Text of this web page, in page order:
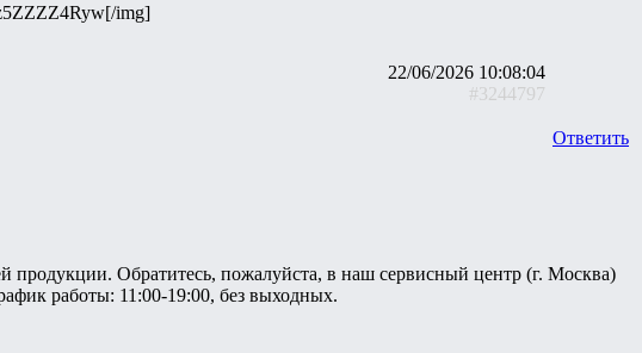
img]
22/06/2026 10:08:04
#3244797
Ответить
продукции. Обратитесь, пожалуйста, в наш сервисный центр (г. Москва)
работы: 11:00-19:00, без выходных.